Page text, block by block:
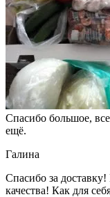
Спасибо большое,
ещё.
Галина
Спасибо за
качества! Как для